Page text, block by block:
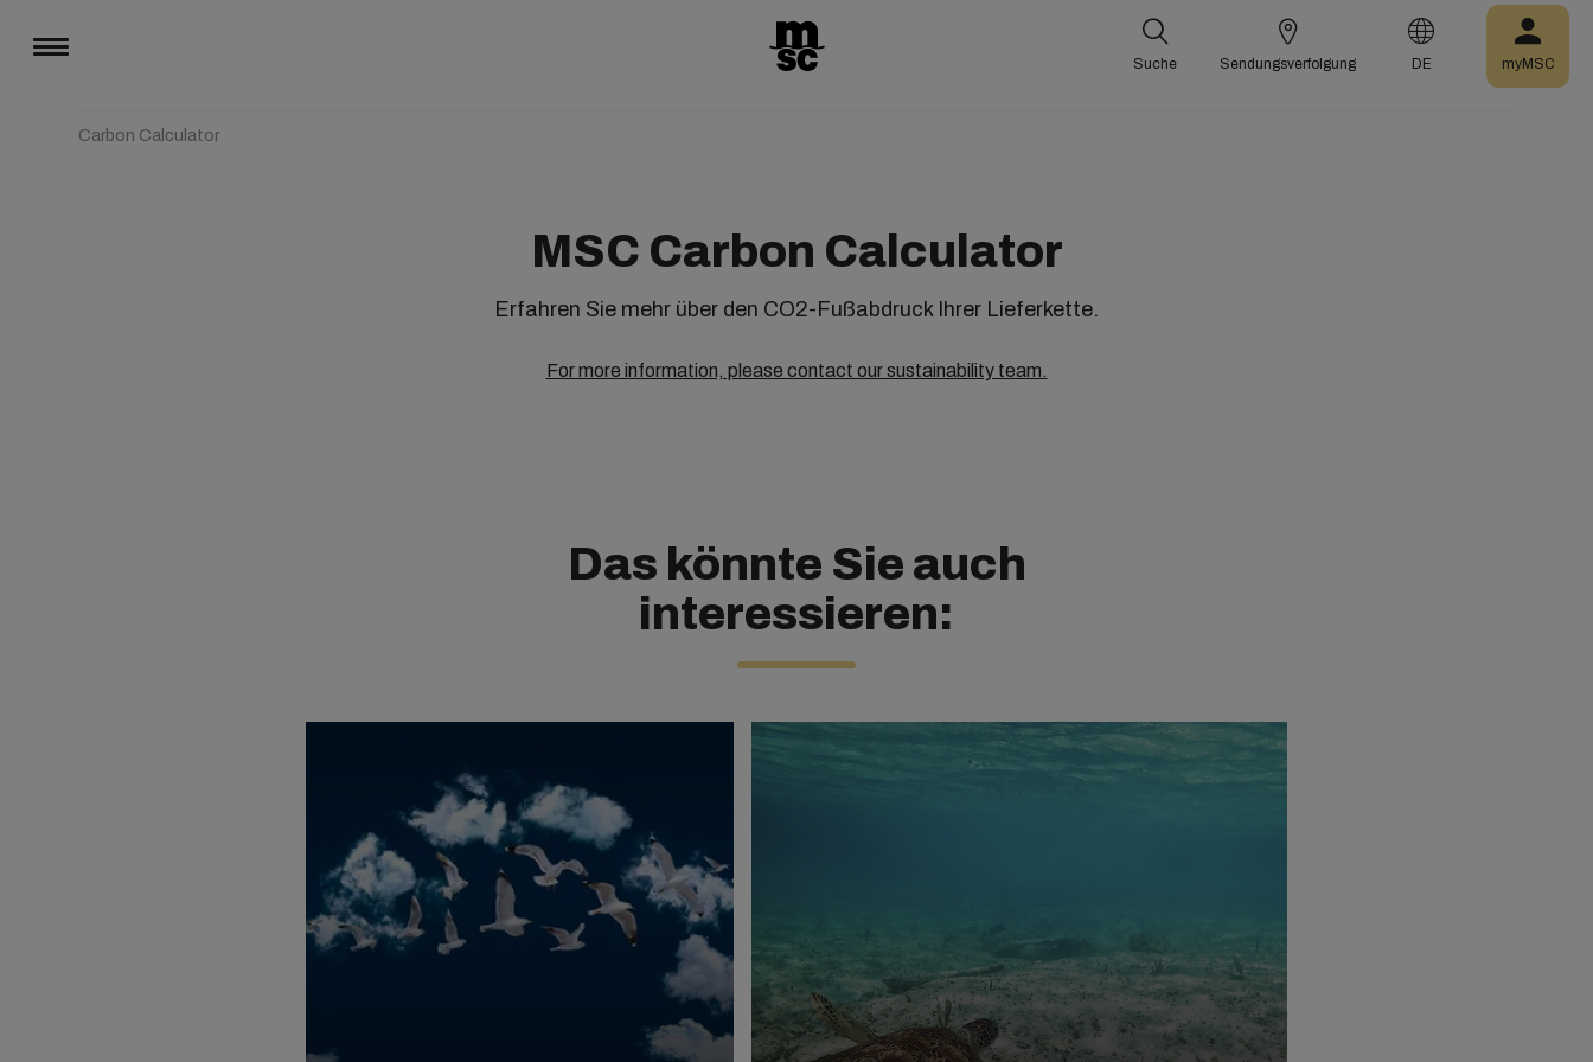
Suche Sendungsverfolgung DE myMSC
Carbon Calculator
MSC Carbon Calculator
Erfahren Sie mehr über den CO2-Fußabdruck Ihrer Lieferkette.
For more information, please contact our sustainability team.
Das könnte Sie auch
interessieren: